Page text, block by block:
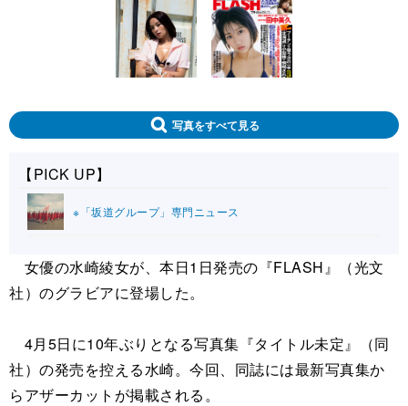
写真をすべて見る
【PICK UP】
※「坂道グループ」専門ニュース
女優の水崎綾女が、本日1日発売の『FLASH』（光文
社）のグラビアに登場した。
4月5日に10年ぶりとなる写真集『タイトル未定』（同
社）の発売を控える水崎。今回、同誌には最新写真集か
らアザーカットが掲載される。